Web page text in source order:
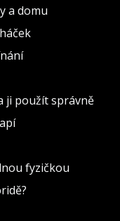
a domu
ji použít správně
fyzičkou